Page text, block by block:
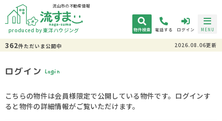
流山市の不動産情報
produced by 東洋ハウジング 物件検索 電話する ログイン MENU
362件ただいま公開中 2026.08.06更新
ログイン Login
こちらの物件は会員様限定で公開している物件です。ログインす
ると物件の詳細情報がご覧いただけます。